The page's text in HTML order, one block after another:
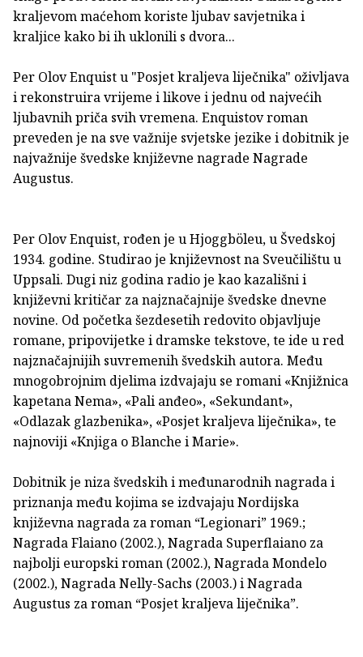
kraljevom maćehom koriste ljubav savjetnika i
kraljice kako bi ih uklonili s dvora...
Per Olov Enquist u "Posjet kraljeva liječnika" oživljava
i rekonstruira vrijeme i likove i jednu od najvećih
ljubavnih priča svih vremena. Enquistov roman
preveden je na sve važnije svjetske jezike i dobitnik je
najvažnije švedske književne nagrade Nagrade
Augustus.
Per Olov Enquist, rođen je u Hjoggböleu, u Švedskoj
1934. godine. Studirao je književnost na Sveučilištu u
Uppsali. Dugi niz godina radio je kao kazališni i
književni kritičar za najznačajnije švedske dnevne
novine. Od početka šezdesetih redovito objavljuje
romane, pripovijetke i dramske tekstove, te ide u red
najznačajnijih suvremenih švedskih autora. Među
mnogobrojnim djelima izdvajaju se romani «Knjižnica
kapetana Nema», «Pali anđeo», «Sekundant»,
«Odlazak glazbenika», «Posjet kraljeva liječnika», te
najnoviji «Knjiga o Blanche i Marie».
Dobitnik je niza švedskih i međunarodnih nagrada i
priznanja među kojima se izdvajaju Nordijska
književna nagrada za roman “Legionari” 1969.;
Nagrada Flaiano (2002.), Nagrada Superflaiano za
najbolji europski roman (2002.), Nagrada Mondelo
(2002.), Nagrada Nelly-Sachs (2003.) i Nagrada
Augustus za roman “Posjet kraljeva liječnika”.